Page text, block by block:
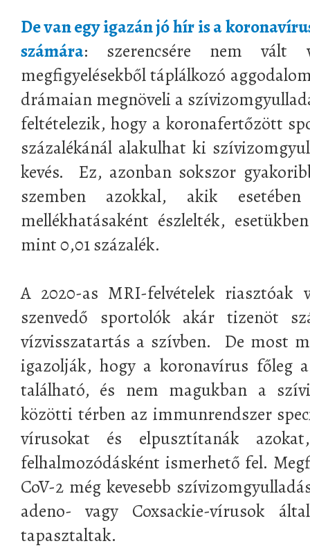
De van egy igazán jó hír is a
számára: szerencsére nem vált
megfigyelésekből táplálkozó
drámaian megnöveli a
feltételezik, hogy a koronafertőzött
százalékánál alakulhat ki
kevés. Ez, azonban sokszor
szemben azokkal, akik
mellékhatásaként észlelték,
mint 0,01 százalék.
A 2020-as MRI-felvételek
szenvedő sportolók akár tizenöt
vízvisszatartás a szívben. De most
igazolják, hogy a koronavírus főleg
található, és nem magukban a
közötti térben az immunrendszer
vírusokat és elpusztítanák
felhalmozódásként ismerhető fel.
CoV-2 még kevesebb
adeno- vagy Coxsackie-vírusok
tapasztaltak.